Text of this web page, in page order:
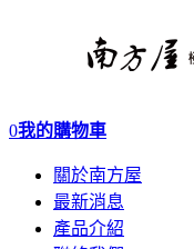
0我的購物車
關於南方屋
最新消息
產品介紹